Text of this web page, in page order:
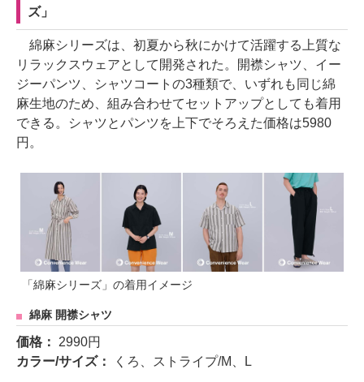
ズ」
綿麻シリーズは、初夏から秋にかけて活躍する上質な
リラックスウェアとして開発された。開襟シャツ、イー
ジーパンツ、シャツコートの3種類で、いずれも同じ綿
麻生地のため、組み合わせてセットアップとしても着用
できる。シャツとパンツを上下でそろえた価格は5980
円。
「綿麻シリーズ」の着用イメージ
綿麻 開襟シャツ
価格： 2990円
カラー/サイズ：
くろ、ストライプ/M、L